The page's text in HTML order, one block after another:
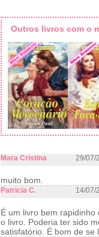
Outros livros com o
Mara Cristina 29/07/
muito bom.
Patricia C. 14/07/
É um livro bem
o livro. Poderia ter sido
satisfatório. É bom de se